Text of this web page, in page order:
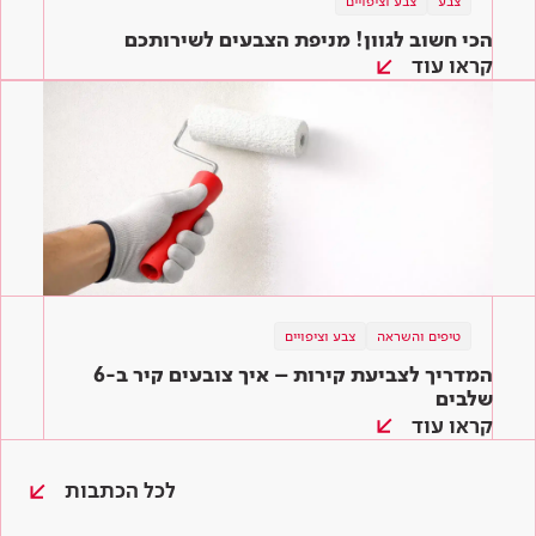
הכי חשוב לגוון! מניפת הצבעים לשירותכם
קראו עוד
טיפים והשראה צבע וציפויים
המדריך לצביעת קירות – איך צובעים קיר ב-6
שלבים
קראו עוד
לכל הכתבות